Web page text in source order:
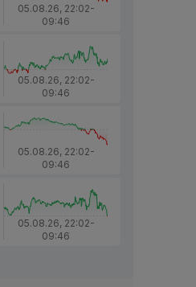
05.08.26, 22:02-
09:46
05.08.26, 22:02-
09:46
05.08.26, 22:02-
09:46
05.08.26, 22:02-
09:46